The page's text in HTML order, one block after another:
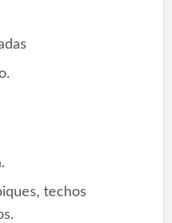
techos